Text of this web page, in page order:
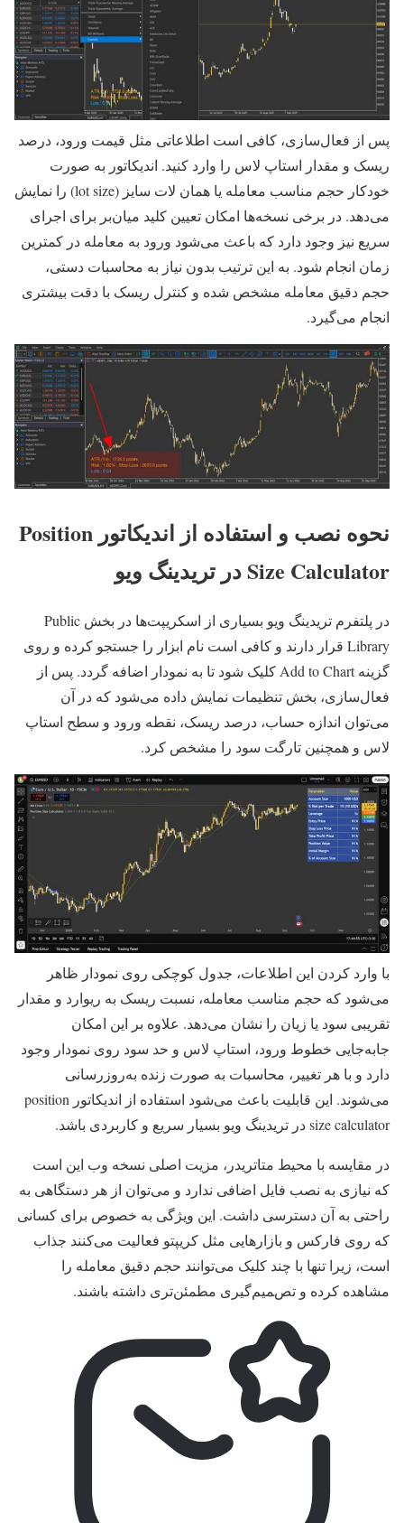
پس از فعال‌سازی، کافی است اطلاعاتی مثل قیمت ورود، درصد
ریسک و مقدار استاپ لاس را وارد کنید. اندیکاتور به صورت
خودکار حجم مناسب معامله یا همان لات سایز (lot size) را نمایش
می‌دهد. در برخی نسخه‌ها امکان تعیین کلید میان‌بر برای اجرای
سریع نیز وجود دارد که باعث می‌شود ورود به معامله در کمترین
زمان انجام شود. به این ترتیب بدون نیاز به محاسبات دستی،
حجم دقیق معامله مشخص شده و کنترل ریسک با دقت بیشتری
انجام می‌گیرد.
نحوه نصب و استفاده از اندیکاتور Position
Size Calculator در تریدینگ ویو
در پلتفرم تریدینگ ویو بسیاری از اسکریپت‌ها در بخش Public
Library قرار دارند و کافی است نام ابزار را جستجو کرده و روی
گزینه Add to Chart کلیک شود تا به نمودار اضافه گردد. پس از
فعال‌سازی، بخش تنظیمات نمایش داده می‌شود که در آن
می‌توان اندازه حساب، درصد ریسک، نقطه ورود و سطح استاپ
لاس و همچنین تارگت سود را مشخص کرد.
با وارد کردن این اطلاعات، جدول کوچکی روی نمودار ظاهر
می‌شود که حجم مناسب معامله، نسبت ریسک به ریوارد و مقدار
تقریبی سود یا زیان را نشان می‌دهد. علاوه بر این امکان
جابه‌جایی خطوط ورود، استاپ لاس و حد سود روی نمودار وجود
دارد و با هر تغییر، محاسبات به صورت زنده به‌روزرسانی
می‌شوند. این قابلیت باعث می‌شود استفاده از اندیکاتور position
size calculator در تریدینگ ویو بسیار سریع و کاربردی باشد.
در مقایسه با محیط متاتریدر، مزیت اصلی نسخه وب این است
که نیازی به نصب فایل اضافی ندارد و می‌توان از هر دستگاهی به
راحتی به آن دسترسی داشت. این ویژگی به‌ خصوص برای کسانی
که روی فارکس و بازارهایی مثل کریپتو فعالیت می‌کنند جذاب
است، زیرا تنها با چند کلیک می‌توانند حجم دقیق معامله را
مشاهده کرده و تصمیم‌گیری مطمئن‌تری داشته باشند.